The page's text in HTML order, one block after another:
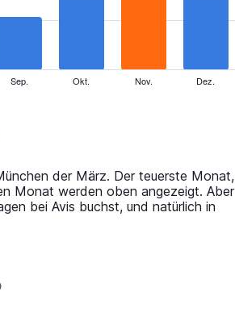
Sep. Okt. Nov. Dez.
der März. Der teuerste Monat,
Monat werden oben angezeigt. Aber
bei Avis buchst, und natürlich in